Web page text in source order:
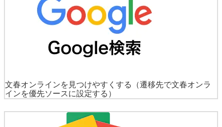
文春オンラインを見つけやすくする
（遷移先で文春オンラ
インを優先ソースに設定する）